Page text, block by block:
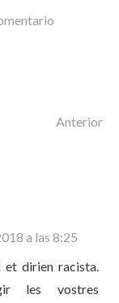
Anterior
a las 8:25
et dirien racista.
les vostres